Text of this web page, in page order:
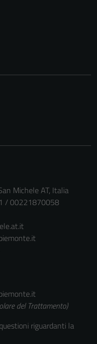
Michele AT, Italia
/ 00221870058
del Trattamento)
riguardanti la
Questi cookie
sono necessari
per il
funzionamento